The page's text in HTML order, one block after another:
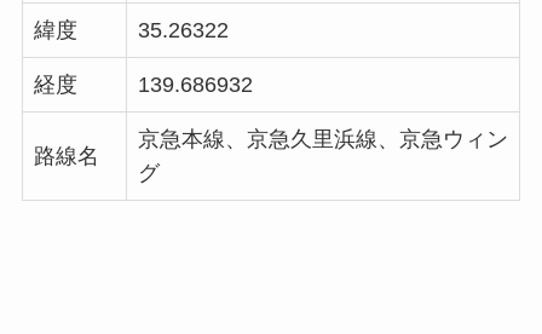
緯度 35.26322
経度 139.686932
路線名
京急本線、京急久里浜線、京急ウィン
グ